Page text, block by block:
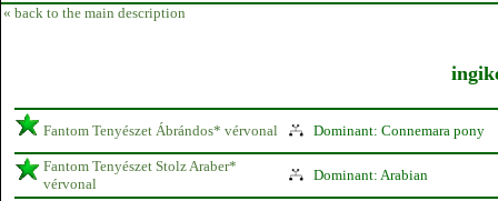
« back to the main description
Fantom Tenyészet Ábrándos* vérvonal Dominant: Connemara pony
Fantom Tenyészet Stolz Araber*
vérvonal
Dominant: Arabian